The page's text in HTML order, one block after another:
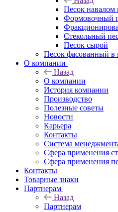
Песок
Формовочный
Стекольный
Песок сырой
Песок фасованный в
О компании
Назад
О компании
История компании
Производство
Полезные советы
Новости
Карьера
Контакты
Система
Сфера применения
Сфера применения
Контакты
Товарные знаки
Партнерам
Назад
Партнерам